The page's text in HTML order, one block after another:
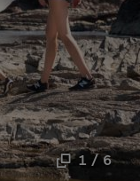
1 / 6